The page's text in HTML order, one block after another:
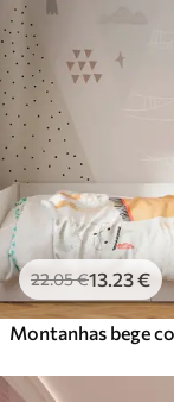
Premium
56 .6734 .00
Vinil Premium
65 .00
Peel and Stick
81.6749.00€/m²
22.05€13 .23€